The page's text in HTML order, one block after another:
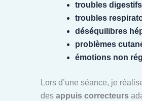
troubles digestifs
troubles
déséquilibres
problèmes
émotions non
Lors d’une séance, je
des appuis correcteurs